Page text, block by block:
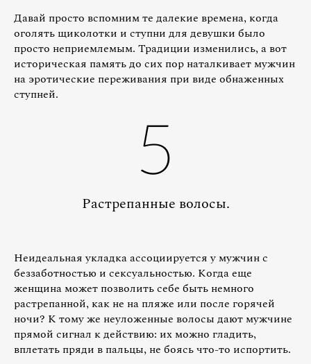
Давай просто вспомним те далекие времена, когда
оголять щиколотки и ступни для девушки было
просто неприемлемым. Традиции изменились, а вот
историческая память до сих пор наталкивает мужчин
на эротические переживания при виде обнаженных
ступней.
5
Растрепанные волосы.
Неидеальная укладка ассоциируется у мужчин с
беззаботностью и сексуальностью. Когда еще
женщина может позволить себе быть немного
растрепанной, как не на пляже или после горячей
ночи? К тому же неуложенные волосы дают мужчине
прямой сигнал к действию: их можно гладить,
вплетать пряди в пальцы, не боясь что-то испортить.